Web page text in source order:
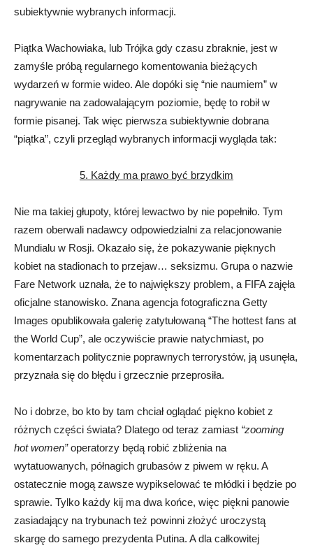
subiektywnie wybranych informacji.
Piątka Wachowiaka, lub Trójka gdy czasu zbraknie, jest w
zamyśle próbą regularnego komentowania bieżących
wydarzeń w formie wideo. Ale dopóki się “nie naumiem” w
nagrywanie na zadowalającym poziomie, będę to robił w
formie pisanej. Tak więc pierwsza subiektywnie dobrana
“piątka”, czyli przegląd wybranych informacji wygląda tak:
5. Każdy ma prawo być brzydkim
Nie ma takiej głupoty, której lewactwo by nie popełniło. Tym
razem oberwali nadawcy odpowiedzialni za relacjonowanie
Mundialu w Rosji. Okazało się, że pokazywanie pięknych
kobiet na stadionach to przejaw… seksizmu. Grupa o nazwie
Fare Network uznała, że to największy problem, a FIFA zajęła
oficjalne stanowisko. Znana agencja fotograficzna Getty
Images opublikowała galerię zatytułowaną “The hottest fans at
the World Cup”, ale oczywiście prawie natychmiast, po
komentarzach politycznie poprawnych terrorystów, ją usunęła,
przyznała się do błędu i grzecznie przeprosiła.
No i dobrze, bo kto by tam chciał oglądać piękno kobiet z
różnych części świata? Dlatego od teraz zamiast “zooming
hot women”operatorzy będą robić zbliżenia na
wytatuowanych, półnagich grubasów z piwem w ręku. A
ostatecznie mogą zawsze wypikselować te młódki i będzie po
sprawie. Tylko każdy kij ma dwa końce, więc piękni panowie
zasiadający na trybunach też powinni złożyć uroczystą
skargę do samego prezydenta Putina. A dla całkowitej